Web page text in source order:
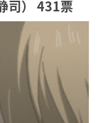
司） 431票